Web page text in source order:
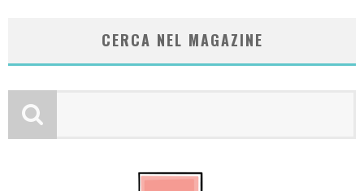
CERCA NEL MAGAZINE